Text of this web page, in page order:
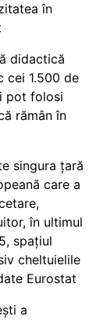
în
didactică
cei 1.500 de
pot folosi
rămân în
singura țară
care a
în ultimul
spațiul
cheltuielile
Eurostat
a